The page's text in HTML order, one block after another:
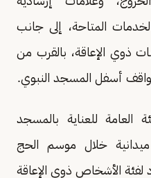
المتاحة، إلى جانب
ذوي الإعاقة، بالقرب من
أسفل المسجد النبوي.
العامة للعناية بالمسجد
ميدانية خلال موسم الحج
لفئة الأشخاص ذوي الإعاقة